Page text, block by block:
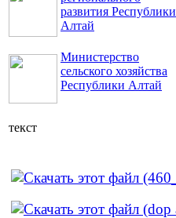
развития Республики
Алтай
Министерство
сельского хозяйства
Республики Алтай
текст